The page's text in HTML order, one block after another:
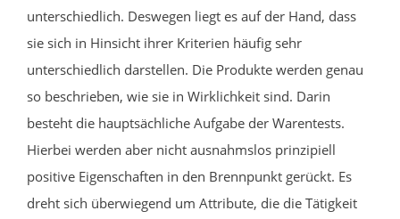
unterschiedlich. Deswegen liegt es auf der Hand, dass
sie sich in Hinsicht ihrer Kriterien häufig sehr
unterschiedlich darstellen. Die Produkte werden genau
so beschrieben, wie sie in Wirklichkeit sind. Darin
besteht die hauptsächliche Aufgabe der Warentests.
Hierbei werden aber nicht ausnahmslos prinzipiell
positive Eigenschaften in den Brennpunkt gerückt. Es
dreht sich überwiegend um Attribute, die die Tätigkeit